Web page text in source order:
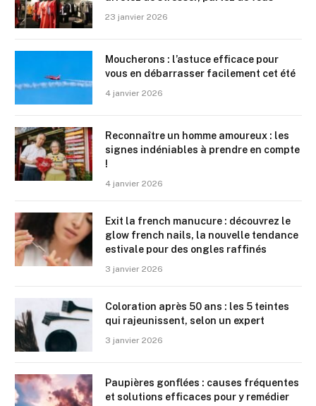
23 janvier 2026
Moucherons : l’astuce efficace pour
vous en débarrasser facilement cet été
4 janvier 2026
Reconnaître un homme amoureux : les
signes indéniables à prendre en compte
!
4 janvier 2026
Exit la french manucure : découvrez le
glow french nails, la nouvelle tendance
estivale pour des ongles raffinés
3 janvier 2026
Coloration après 50 ans : les 5 teintes
qui rajeunissent, selon un expert
3 janvier 2026
Paupières gonflées : causes fréquentes
et solutions efficaces pour y remédier